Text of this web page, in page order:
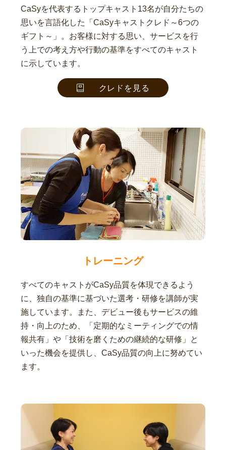
CaSyを代表するトップキャスト13名が自分たちの
思いを言語化した「CaSyキャストクレド～6つの
ギフト～」。お客様に対する思い、サービスを行
う上での考え方や行動の基準をすべてのキャスト
に示しています。
クレドを見る
トレーニング
すべてのキャストがCaSy品質を体現できるよう
に、独自の基準に基づいた選考・研修を講師が実
施しています。また、デビュー後もサービスの維
持・向上のため、「定期的なミーティングでの情
報共有」や「技術を磨くための継続的な研修」と
いった機会を提供し、CaSy品質の向上に努めてい
ます。